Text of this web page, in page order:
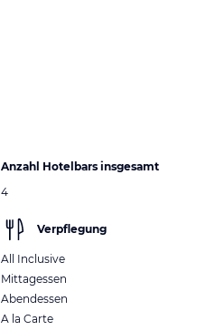
Anzahl Hotelbars insgesamt
4
Verpflegung
All Inclusive
Mittagessen
Abendessen
A la Carte